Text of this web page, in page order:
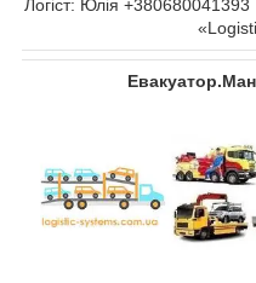
Логіст: Юлія